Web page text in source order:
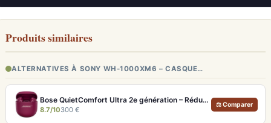
Produits similaires
ALTERNATIVES À SONY WH-1000XM6 – CASQUE…
Bose QuietComfort Ultra 2e génération – Réduction de bruit absolue et qualité d'appel IA
8.7/10300 €
⚖ Comparer